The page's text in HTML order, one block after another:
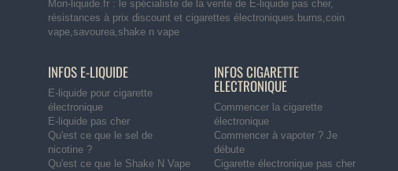
Mon-liquide.fr : le spécialiste de la vente de E-liquide pas cher,
résistances à prix discount et cigarettes électroniques.burns,coin
vape,savourea,shake n vape
INFOS E-LIQUIDE
E-liquide pour cigarette
électronique
E-liquide pas cher
Qu'est ce que le sel de
nicotine ?
Qu'est ce que le Shake N Vape
INFOS CIGARETTE
ELECTRONIQUE
Commencer la cigarette
électronique
Commencer à vapoter ? Je
débute
Cigarette électronique pas cher